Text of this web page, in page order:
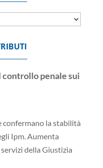
penale sui
confermano la stabilità
Ipm. Aumenta
della Giustizia